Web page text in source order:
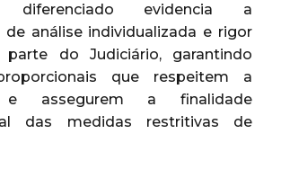
diferenciado evidencia a
de análise individualizada e rigor
do Judiciário, garantindo
que respeitem a
e assegurem a finalidade
das medidas restritivas de